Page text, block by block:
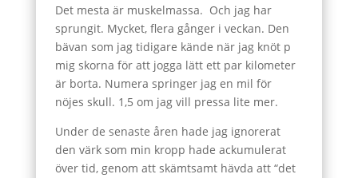
Det mesta är muskelmassa. Och jag har
sprungit. Mycket, flera gånger i veckan. Den
bävan som jag tidigare kände när jag knöt p
mig skorna för att jogga lätt ett par kilometer
är borta. Numera springer jag en mil för
nöjes skull. 1,5 om jag vill pressa lite mer.
Under de senaste åren hade jag ignorerat
den värk som min kropp hade ackumulerat
över tid, genom att skämtsamt hävda att “det